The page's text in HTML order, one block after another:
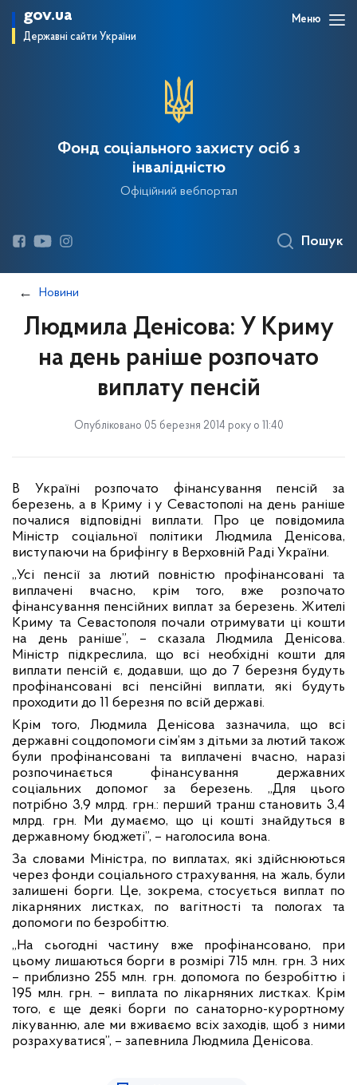
gov.ua
Державні сайти України
Меню
Фонд соціального захисту осіб з
інвалідністю
Офіційний вебпортал
Пошук
Новини
Людмила Денісова: У Криму
на день раніше розпочато
виплату пенсій
Опубліковано 05 березня 2014 року о 11:40
В Україні розпочато фінансування пенсій за
березень, а в Криму і у Севастополі на день раніше
почалися відповідні виплати. Про це повідомила
Міністр соціальної політики Людмила Денісова,
виступаючи на брифінгу в Верховній Раді України.
„Усі пенсії за лютий повністю профінансовані та
виплачені вчасно, крім того, вже розпочато
фінансування пенсійних виплат за березень. Жителі
Криму та Севастополя почали отримувати ці кошти
на день раніше”, – сказала Людмила Денісова.
Міністр підкреслила, що всі необхідні кошти для
виплати пенсій є, додавши, що до 7 березня будуть
профінансовані всі пенсійні виплати, які будуть
проходити до 11 березня по всій державі.
Крім того, Людмила Денісова зазначила, що всі
державні соцдопомоги сім’ям з дітьми за лютий також
були профінансовані та виплачені вчасно, наразі
розпочинається фінансування державних
соціальних допомог за березень. „Для цього
потрібно 3,9 млрд. грн.: перший транш становить 3,4
млрд. грн. Ми думаємо, що ці кошті знайдуться в
державному бюджеті”, – наголосила вона.
За словами Міністра, по виплатах, які здійснюються
через фонди соціального страхування, на жаль, були
залишені борги. Це, зокрема, стосується виплат по
лікарняних листках, по вагітності та пологах та
допомоги по безробіттю.
„На сьогодні частину вже профінансовано, при
цьому лишаються борги в розмірі 715 млн. грн. З них
– приблизно 255 млн. грн. допомога по безробіттю і
195 млн. грн. – виплата по лікарняних листках. Крім
того, є ще деякі борги по санаторно-курортному
лікуванню, але ми вживаємо всіх заходів, щоб з ними
розрахуватися”, – запевнила Людмила Денісова.